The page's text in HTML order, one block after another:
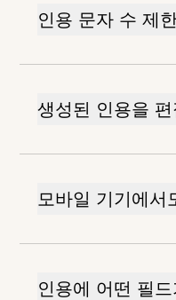
인용 문자 수 제
생성된 인용을
모바일 기기에서
인용에 어떤 필